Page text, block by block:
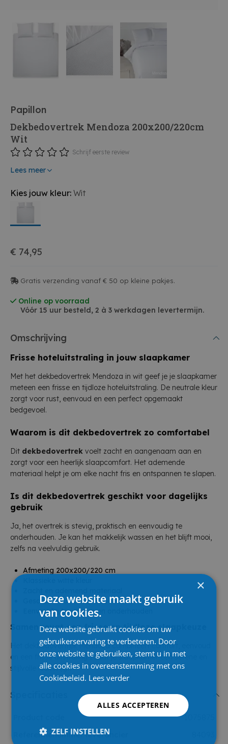
Papillon
Dekbedovertrek Mendoza 200x200/220cm
Wit
Schrijf eerste review
Lees meer
Kies jouw kleur: Wit
€ 74,95
Gratis verzending vanaf € 50 op kleine pakjes.
Online op voorraad
Vóór 15 uur besteld, 2 à 3 werkdagen levertermijn.
Omschrijving
Frisse hoteluitstraling in jouw slaapkamer
Met het dekbedovertrek Mendoza in wit geef je je slaapkamer
meteen een frisse en tijdloze hoteluitstraling. De neutrale kleur
zorgt voor rust, eenvoud en een perfect opgemaakt
bedgevoel.
Waarom is dit dekbedovertrek zo comfortabel
Dit dekbedovertrek voelt zacht en aangenaam aan en
zorgt voor een heerlijk slaapcomfort. Het ademende
materiaal helpt je om elke nacht fris en ontspannen te slapen.
Is dit dekbedovertrek geschikt voor dagelijks
gebruik
Ja, het overtrek is stevig, praktisch en eenvoudig te
onderhouden. Je kan het makkelijk wassen en het blijft mooi,
zelfs na veelvuldig gebruik.
Afmeting 200x200/220 cm
Geschikt voor tweepersoonsbed
Eenvoudig te wassen en onderhouden
Samengevat een frisse en tijdloze slaapkeuze
Het dekbedovertrek Mendoza combineert comfort, eenvoud
en een frisse uitstraling zodat je slaapkamer een serene en
stijlvolle look krijgt.
Specificaties
Referentienummer leverancier
×
Deze website maakt gebruik
van cookies.
Deze website gebruikt cookies om uw
gebruikerservaring te verbeteren. Door
onze website te gebruiken, stemt u in met
alle cookies in overeenstemming met ons
Cookiebeleid. Lees verder
ALLES ACCEPTEREN
ZELF INSTELLEN